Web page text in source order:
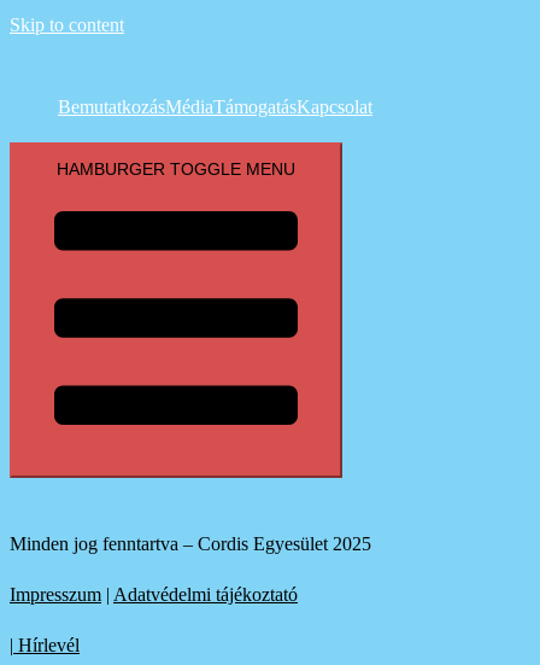
Skip to content
BemutatkozásMédiaTámogatásKapcsolat
HAMBURGER TOGGLE MENU
Minden jog fenntartva – Cordis Egyesület 2025
Impresszum | Adatvédelmi tájékoztató
| Hírlevél